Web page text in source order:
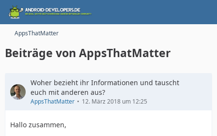
AppsThatMatter
Beiträge von AppsThatMatter
Woher bezieht ihr Informationen und tauscht
euch mit anderen aus?
AppsThatMatter 12. März 2018 um 12:25
Hallo zusammen,